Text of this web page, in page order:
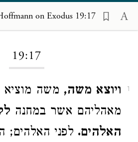
on Exodus 19:17
19:17
1 ויוצא משה, משה
מאהליהם אשר במחנה
האלהים. לפני האלהים;